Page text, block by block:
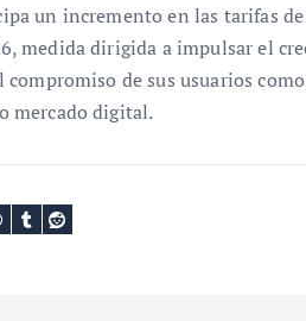
un incremento en las tarifas
medida dirigida a impulsar el
de sus usuarios
mercado digital.